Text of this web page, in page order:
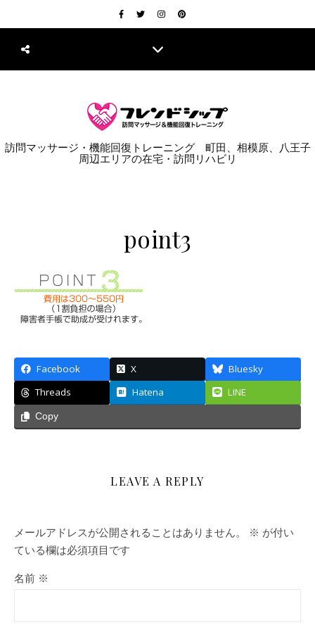
訪問マッサージ・機能回復トレーニング 町田、相模原、八王子
周辺エリアの在宅・訪問リハビリ
point3
Facebook X
Bluesky
Threads
Hatena LINE
Copy
LEAVE A REPLY
メールアドレスが公開されることはありません。 ※ が付い
ている欄は必須項目です
名前 ※